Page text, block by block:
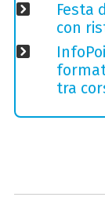
Festa
con
tra